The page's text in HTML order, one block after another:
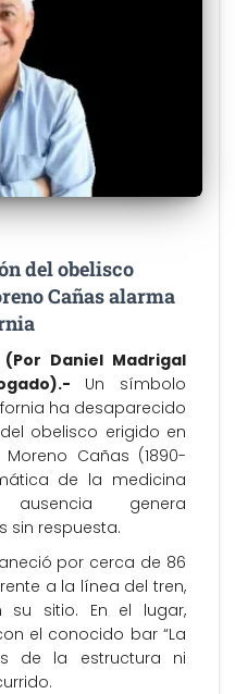
del obelisco
Cañas alarma
Daniel Madrigal
Un símbolo
ha desaparecido
obelisco erigido en
Cañas (1890-
de la medicina
ausencia genera
sin respuesta.
por cerca de 86
a la línea del tren,
sitio. En el lugar,
el conocido bar “La
de la estructura ni